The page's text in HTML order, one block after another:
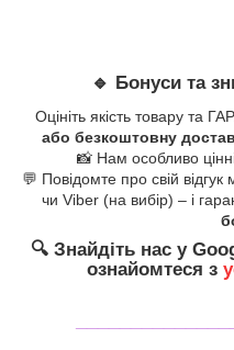
🔹 Бонуси та
Оцініть якість товару та
або безкоштовну
📸 Нам особливо
💬 Повідомте про свій
чи Viber (на вибір) – і
🔍 Знайдіть нас у
ознайомтеся з